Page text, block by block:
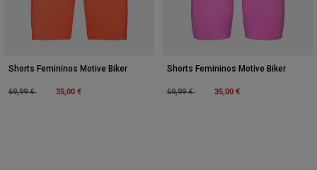
Shorts Femininos Motive Biker
Price reduced from
69,99 €to 35,00 €
Shorts Femininos Motive Biker
Price reduced from
69,99 €to 35,00 €